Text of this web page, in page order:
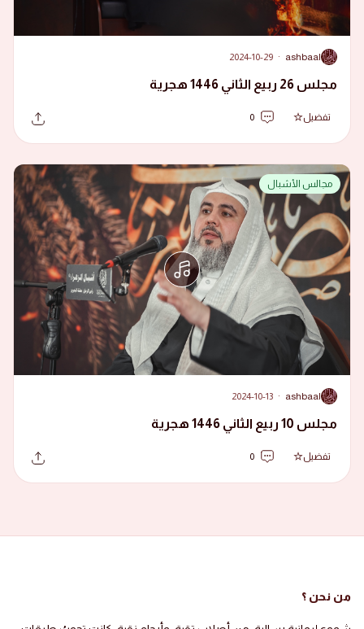
A
ashbaal
·
2024-10-29
مجلس 26 ربيع الثاني 1446 هجرية
تفضيل 0
مجالس الأشبال
A
ashbaal
·
2024-10-13
مجلس 10 ربيع الثاني 1446 هجرية
تفضيل 0
من نحن ؟